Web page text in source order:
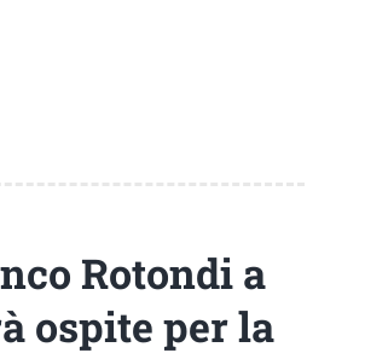
Rotondi a
ospite per la